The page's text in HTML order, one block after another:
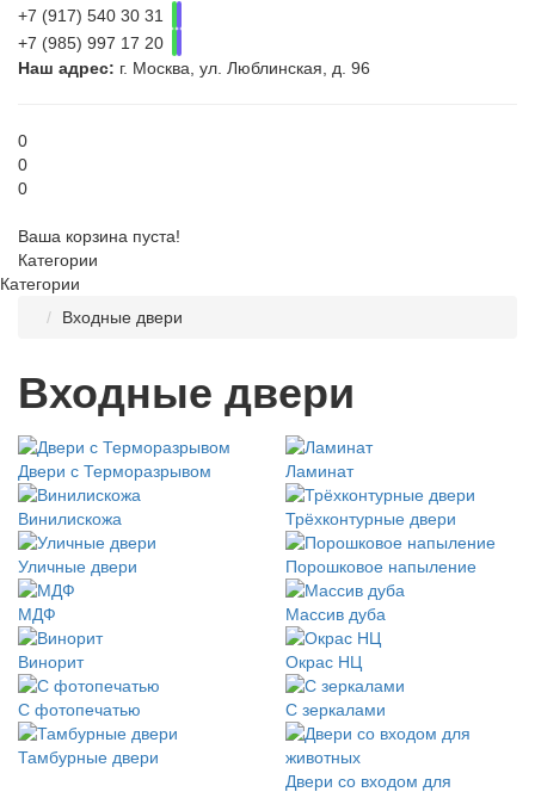
+7 (917) 540 30 31
+7 (985) 997 17 20
Наш адрес: г. Москва, ул. Люблинская, д. 96
0
0
0
Ваша корзина пуста!
Категории
Категории
Входные двери
Входные двери
Двери с Терморазрывом Ламинат
Винилискожа Трёхконтурные двери
Уличные двери Порошковое напыление
МДФ Массив дуба
Винорит Окрас НЦ
С фотопечатью С зеркалами
Тамбурные двери
Двери со входом для